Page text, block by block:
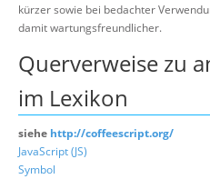
kürzer sowie bei bedachter
damit wartungsfreundlicher.
Querverweise zu
im Lexikon
siehe http://coffeescript.org/
JavaScript (JS)
Symbol